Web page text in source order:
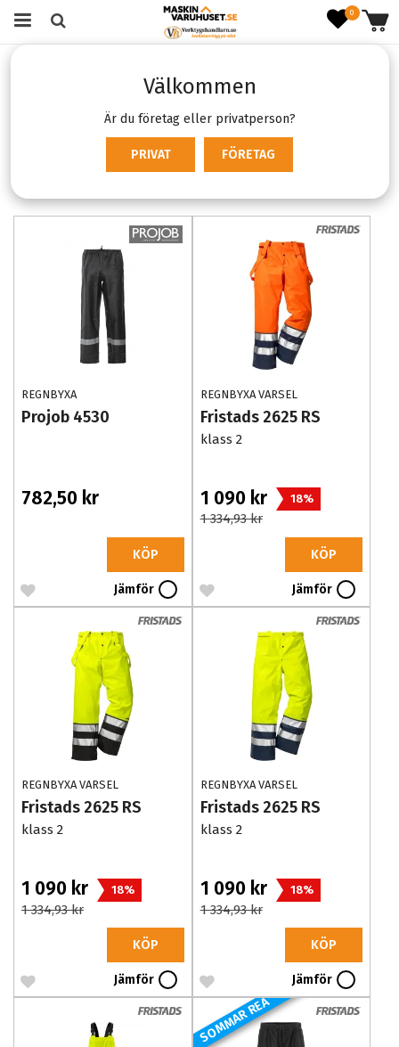
0
Välkommen
Är du företag eller privatperson?
PRIVAT FÖRETAG
Regnbyxor
Produktfiltrering Sortering
REGNBYXA
Projob 4530
782,50 kr
KÖP
Jämför
REGNBYXA VARSEL
Fristads 2625 RS
klass 2
1 090 kr 18%
1 334,93 kr
KÖP
Jämför
REGNBYXA VARSEL
Fristads 2625 RS
klass 2
1 090 kr 18%
1 334,93 kr
KÖP
Jämför
REGNBYXA VARSEL
Fristads 2625 RS
klass 2
1 090 kr 18%
1 334,93 kr
KÖP
Jämför
SOMMAR REA